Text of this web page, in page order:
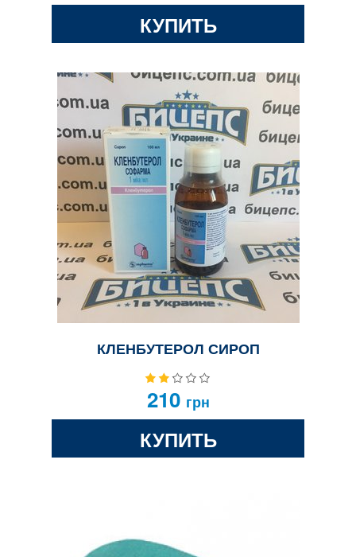
КУПИТЬ
КЛЕНБУТЕРОЛ СИРОП
210 грн
КУПИТЬ